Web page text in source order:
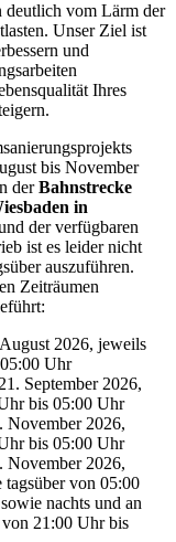
vom Lärm der
Unser Ziel ist
und
Ihres
bis November
derBahnstrecke
in
der verfügbaren
ist es leider nicht
auszuführen.
Zeiträumen
2026, jeweils
Uhr
September 2026,
bis 05:00 Uhr
November 2026,
bis 05:00 Uhr
November 2026,
tagsüber von 05:00
nachts und an
21:00 Uhr bis